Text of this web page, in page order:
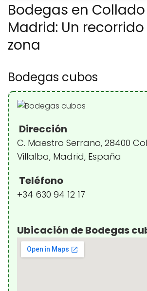
Bodegas en
Madrid: Un
zona
Bodegas cubos
Dirección
C. Maestro Serrano, 28400
Villalba, Madrid, España
Teléfono
+34 630 94 12 17
Ubicación de Bodegas